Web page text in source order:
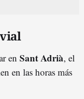
en Sant Adrià, el
en las horas más